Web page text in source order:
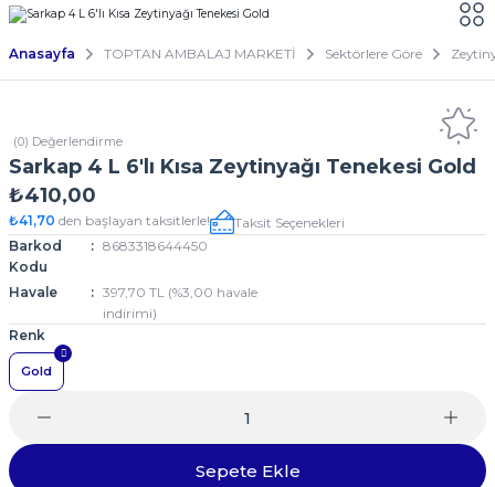
Anasayfa TOPTAN AMBALAJ MARKETİ Sektörlere Göre
(0) Değerlendirme
Sarkap 4 L 6'lı Kısa Zeytinyağı Tenekesi Gold
₺410,00
₺41,70 den başlayan taksitlerle!
Taksit Seçenekleri
Barkod
Kodu
8683318644450
Havale
397,70 TL (%3,00 havale
indirimi)
Renk
Gold
Sepete Ekle